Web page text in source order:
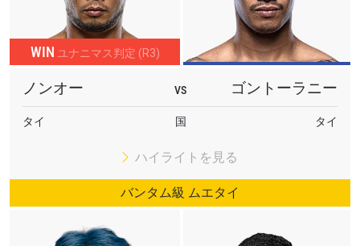
WIN ユナニマス判定 (R3)
ノンオー VS ゴントーラニー
タイ 国 タイ
ハイライトを見る
バンタム級 ムエタイ